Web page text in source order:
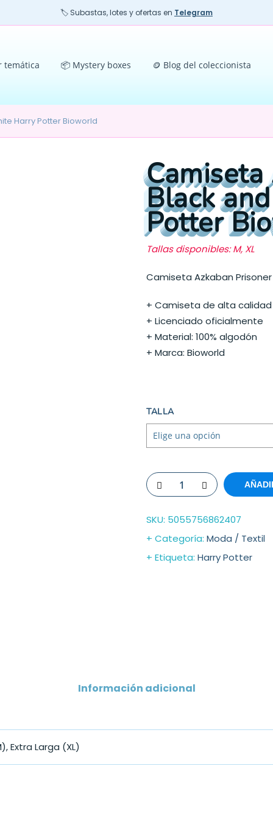
🏷️ Subastas, lotes y ofertas en Telegram
temática 📦 Mystery boxes 🪙 Blog del coleccionista
Harry Potter Bioworld
Black
Potter
Tallas disponibles: M, XL
Camiseta Azkaban
+ Camiseta de alta calidad
+ Licenciado oficialmente
+ Material: 100% algodón
+ Marca: Bioworld
TALLA
SKU: 5055756862407
Categoría: Moda / Textil
Etiqueta: Harry Potter
Información adicional
Extra Larga (XL)